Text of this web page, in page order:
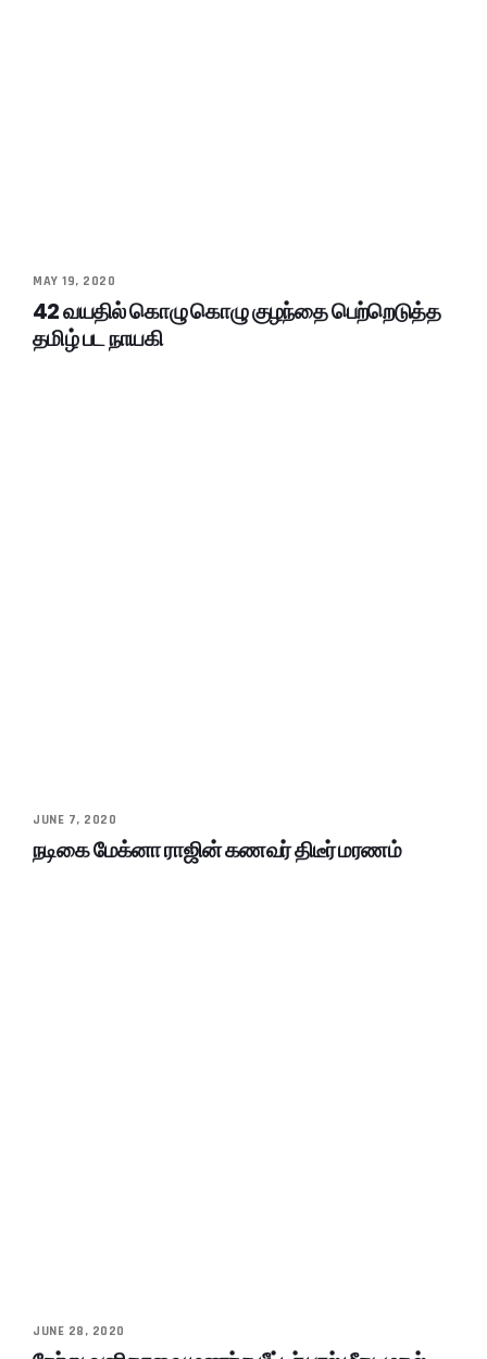
MAY 19, 2020
42 வயதில் கொழு கொழு குழந்தை பெற்றெடுத்த
தமிழ் பட நாயகி
JUNE 7, 2020
நடிகை மேக்னா ராஜின் கணவர் திடீர் மரணம்
JUNE 28, 2020